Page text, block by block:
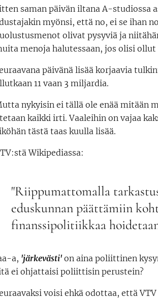
saman päivän iltana A-
myönsi, että no, ei se ihan
olivat pysyviä ja
menoja halutessaan, jos olisi
päivänä lisää korjaavia
11 vaan 3 miljardia.
nykyisin ei tällä ole enää mitään
kaikki irti. Vaaleihin on vajaa
tästä taas kuulla lisää.
Wikipediassa:
"Riippumattomalla
eduskunnan päättämiin
finanssipolitiikkaa
a, 'järkevästi'on aina poliittinen
ei ohjattaisi poliittisin perustein?
voisi ehkä odottaa, että